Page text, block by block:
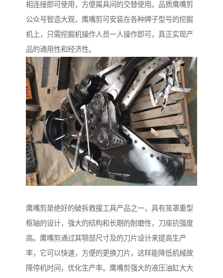
相连接即可使用，方便属具间的交替使用。品质鹰嘴剪
公众号智造大观，鹰嘴剪可安装在各种牌子型号的挖掘
机上，只需挖掘机操作人员一人操作即可，真正实现产
品的通用性和经济性。
鹰嘴剪是绝好的破拆救援工具产品之一，具有笼罩重型
枢轴的设计，强大的结构和长期的耐磨性，刀座抗强度
高。鹰嘴剪通过其颚部尺寸及的刀片设计来提高生产
率，它可以快速，方便的更换刀片，这样能降低机械故
障停机时间，优化生产率。鹰嘴剪强大的液压油缸大大